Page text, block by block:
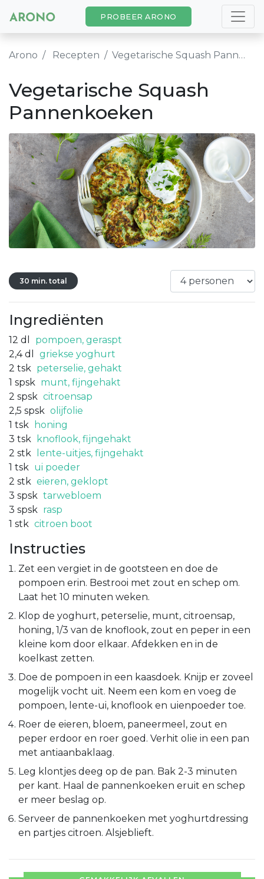
PROBEER ARONO
Arono Recepten Vegetarische Squash Pannenkoeken
Vegetarische Squash
Pannenkoeken
30 min. total
Ingrediënten
12 dl
pompoen, geraspt
2,4 dl
griekse yoghurt
2 tsk peterselie, gehakt
1 spsk munt, fijngehakt
2 spsk citroensap
2,5 spsk olijfolie
1 tsk
honing
3 tsk
knoflook, fijngehakt
2 stk
lente-uitjes, fijngehakt
1 tsk ui poeder
2 stk eieren, geklopt
3 spsk tarwebloem
3 spsk rasp
1 stk citroen boot
Instructies
Zet een vergiet in de gootsteen en doe de
pompoen erin. Bestrooi met zout en schep om.
Laat het 10 minuten weken.
Klop de yoghurt, peterselie, munt, citroensap,
honing, 1/3 van de knoflook, zout en peper in een
kleine kom door elkaar. Afdekken en in de
koelkast zetten.
Doe de pompoen in een kaasdoek. Knijp er zoveel
mogelijk vocht uit. Neem een kom en voeg de
pompoen, lente-ui, knoflook en uienpoeder toe.
Roer de eieren, bloem, paneermeel, zout en
peper erdoor en roer goed. Verhit olie in een pan
met antiaanbaklaag.
Leg klontjes deeg op de pan. Bak 2-3 minuten
per kant. Haal de pannenkoeken eruit en schep
er meer beslag op.
Serveer de pannenkoeken met yoghurtdressing
en partjes citroen. Alsjeblieft.